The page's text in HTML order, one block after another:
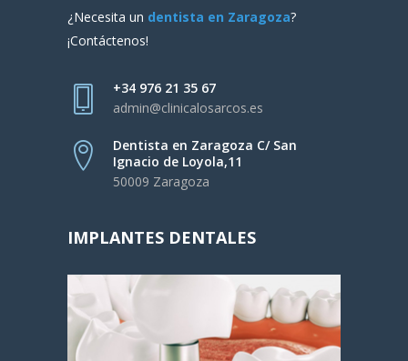
¿Necesita un dentista en Zaragoza?
¡Contáctenos!
+34 976 21 35 67
admin@clinicalosarcos.es
Dentista en Zaragoza C/ San
Ignacio de Loyola,11
50009 Zaragoza
IMPLANTES DENTALES